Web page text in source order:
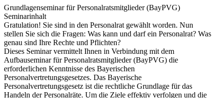
Grundlagenseminar für Personalratsmitglieder (BayPVG)
Seminarinhalt
Gratulation! Sie sind in den Personalrat gewählt worden. Nun
stellen Sie sich die Fragen: Was kann und darf ein Personalrat? Was
genau sind Ihre Rechte und Pflichten?
Dieses Seminar vermittelt Ihnen in Verbindung mit dem
Aufbauseminar für Personalratsmitglieder (BayPVG) die
erforderlichen Kenntnisse des Bayerischen
Personalvertretungsgesetzes. Das Bayerische
Personalvertretungsgesetz ist die rechtliche Grundlage für das
Handeln der Personalräte. Um die Ziele effektiv verfolgen und die